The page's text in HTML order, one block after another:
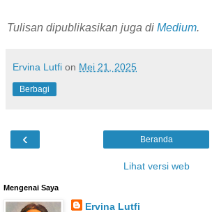
Tulisan dipublikasikan juga di Medium.
Ervina Lutfi on Mei 21, 2025
Berbagi
‹ Beranda
Lihat versi web
Mengenai Saya
Ervina Lutfi